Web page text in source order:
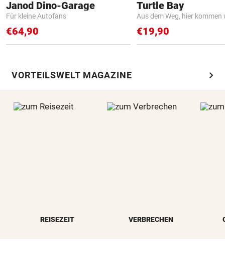
Janod Dino-Garage
Für kleine Autofans
€64,90
Turtle Bay
Aus dem Weg, hier kommen
€19,90
VORTEILSWELT MAGAZINE chevron_right
REISEZEIT VERBRECHEN